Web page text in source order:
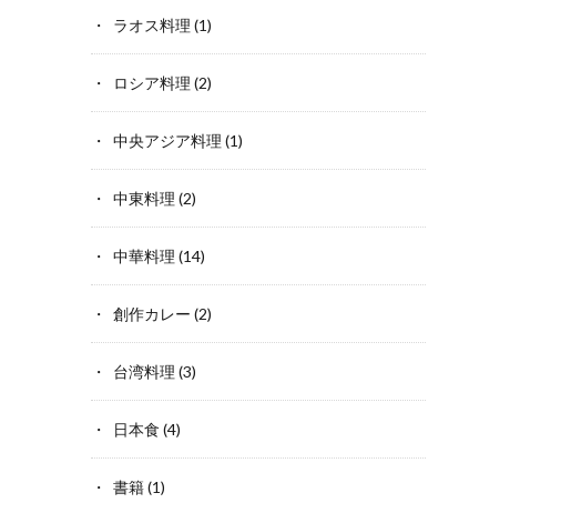
ラオス料理 (1)
ロシア料理 (2)
中央アジア料理 (1)
中東料理 (2)
中華料理 (14)
創作カレー (2)
台湾料理 (3)
日本食 (4)
書籍(1)